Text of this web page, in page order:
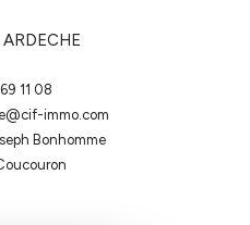
11 08
immo.com
Bonhomme
coucouron